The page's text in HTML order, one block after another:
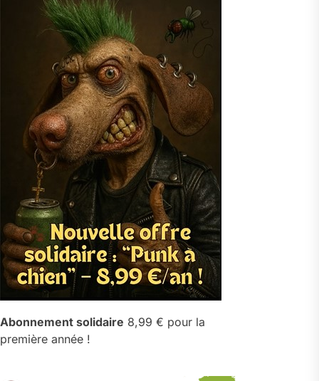
Abonnement solidaire 8,99 € pour la
première année !